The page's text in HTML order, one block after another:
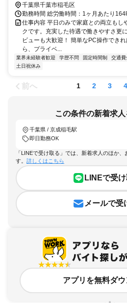
千葉県千葉市稲毛区
勤務時間 総労働時間：1ヶ月あたり
仕事内容 平日のみで家庭との両立もし
クです。充実した待遇で働きやすさ更
ビューも大歓迎！ 簡単なPC操作でき
ら、プライベ...
業界未経験者歓迎 学歴不問 固定時間制 交通費
土日祝休み
前へ 1 2 3 4
この条件の新着求
千葉県 / 京成稲毛駅
即日勤務OK
「LINEで受け取る」では、新着求人のほか
す。 詳しくはこちら
LINEで受
メールで受
アプリを無料ダ